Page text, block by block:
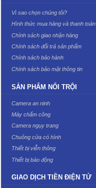
Vì sao chọn chúng tôi?
Hình thức mua hàng và thanh toán
Chính sách giao nhận hàng
Chính sách đổi trả sản phẩm
Chính sách bảo hành
Chính sách bảo mật thông tin
SẢN PHẨM NỔI TRỘI
Camera an ninh
Máy chấm công
Camera ngụy trang
Chuông cửa có hình
Thiết bị viễn thông
Thiết bị báo động
GIAO DỊCH TIỀN ĐIỆN TỬ